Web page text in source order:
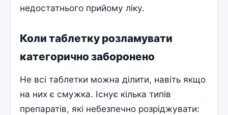
недостатнього прийому ліку.
Коли таблетку розламувати
категорично заборонено
Не всі таблетки можна ділити, навіть якщо
на них є смужка. Існує кілька типів
препаратів, які небезпечно розріджувати: